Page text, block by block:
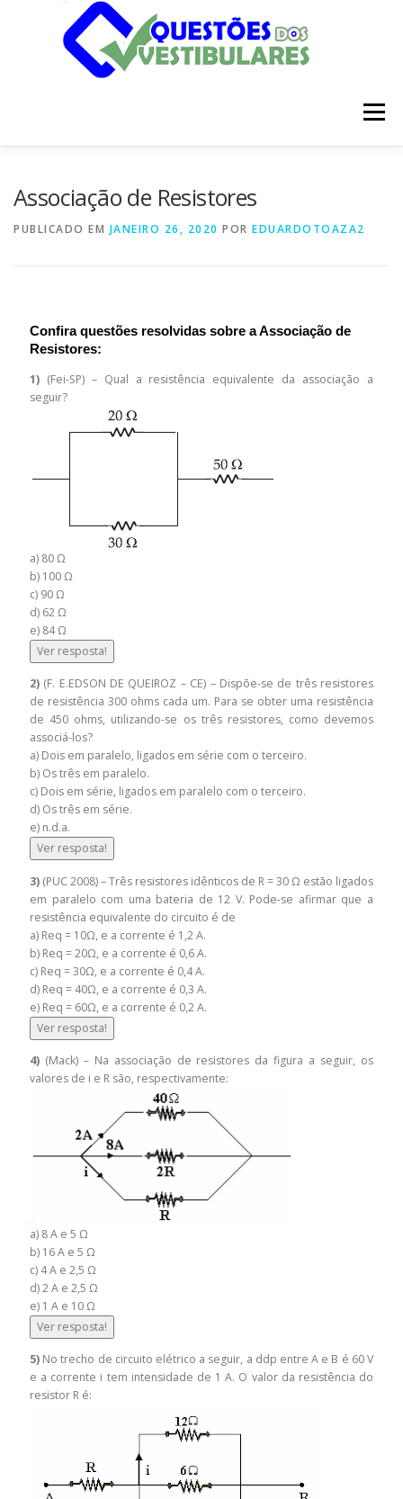
Menu
Associação de Resistores
PUBLICADO EM JANEIRO 26, 2020 POR EDUARDOTOAZA2
Confira questões resolvidas sobre a Associação de
Resistores:
1) (Fei-SP) – Qual a resistência equivalente da associação a
seguir?
a) 80 Ω
b) 100 Ω
c) 90 Ω
d) 62 Ω
e) 84 Ω
Ver resposta!
2) (F. E.EDSON DE QUEIROZ – CE) – Dispõe-se de três resistores
de resistência 300 ohms cada um. Para se obter uma resistência
de 450 ohms, utilizando-se os três resistores, como devemos
associá-los?
a) Dois em paralelo, ligados em série com o terceiro.
b) Os três em paralelo.
c) Dois em série, ligados em paralelo com o terceiro.
d) Os três em série.
e) n.d.a.
Ver resposta!
3) (PUC 2008) – Três resistores idênticos de R = 30 Ω estão ligados
em paralelo com uma bateria de 12 V. Pode-se afirmar que a
resistência equivalente do circuito é de
a) Req = 10Ω, e a corrente é 1,2 A.
b) Req = 20Ω, e a corrente é 0,6 A.
c) Req = 30Ω, e a corrente é 0,4 A.
d) Req = 40Ω, e a corrente é 0,3 A.
e) Req = 60Ω, e a corrente é 0,2 A.
Ver resposta!
4) (Mack) – Na associação de resistores da figura a seguir, os
valores de i e R são, respectivamente:
a) 8 A e 5 Ω
b) 16 A e 5 Ω
c) 4 A e 2,5 Ω
d) 2 A e 2,5 Ω
e) 1 A e 10 Ω
Ver resposta!
5) No trecho de circuito elétrico a seguir, a ddp entre A e B é 60 V
e a corrente i tem intensidade de 1 A. O valor da resistência do
resistor R é: